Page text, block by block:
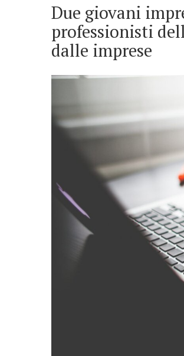
Due giovani
professionisti
dalle imprese